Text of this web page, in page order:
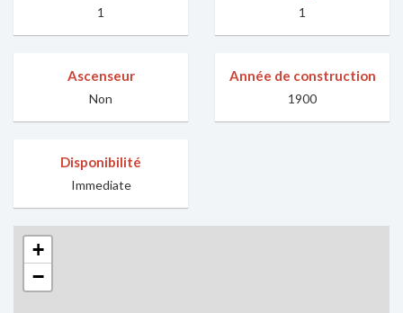
1 1
Ascenseur
Non
Année de construction
1900
Disponibilité
Immediate
+
−